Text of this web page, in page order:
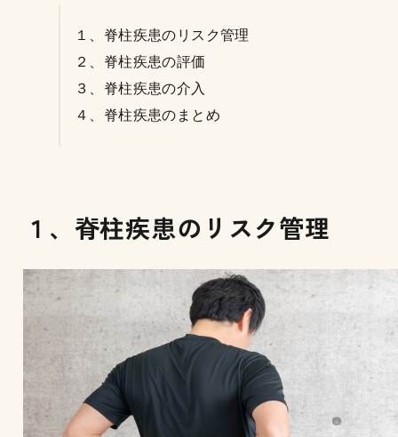
１、脊柱疾患のリスク管理
２、脊柱疾患の評価
３、脊柱疾患の介入
４、脊柱疾患のまとめ
１、脊柱疾患のリスク管理